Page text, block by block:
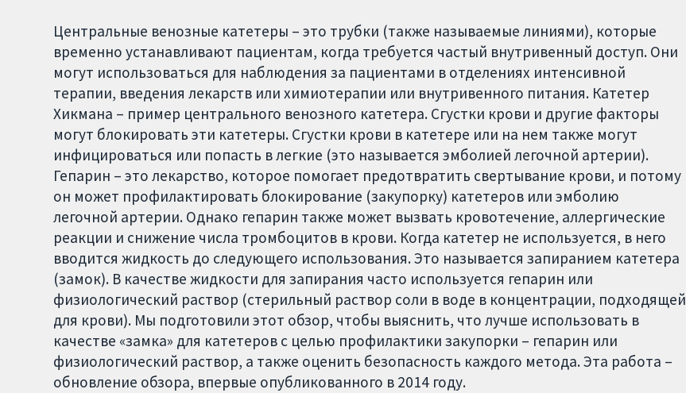
Центральные венозные катетеры – это трубки (также называемые линиями), которые
временно устанавливают пациентам, когда требуется частый внутривенный доступ. Они
могут использоваться для наблюдения за пациентами в отделениях интенсивной
терапии, введения лекарств или химиотерапии или внутривенного питания. Катетер
Хикмана – пример центрального венозного катетера. Сгустки крови и другие факторы
могут блокировать эти катетеры. Сгустки крови в катетере или на нем также могут
инфицироваться или попасть в легкие (это называется эмболией легочной артерии).
Гепарин – это лекарство, которое помогает предотвратить свертывание крови, и потому
он может профилактировать блокирование (закупорку) катетеров или эмболию
легочной артерии. Однако гепарин также может вызвать кровотечение, аллергические
реакции и снижение числа тромбоцитов в крови. Когда катетер не используется, в него
вводится жидкость до следующего использования. Это называется запиранием катетера
(замок). В качестве жидкости для запирания часто используется гепарин или
физиологический раствор (стерильный раствор соли в воде в концентрации, подходящей
для крови). Мы подготовили этот обзор, чтобы выяснить, что лучше использовать в
качестве «замка» для катетеров с целью профилактики закупорки – гепарин или
физиологический раствор, а также оценить безопасность каждого метода. Эта работа –
обновление обзора, впервые опубликованного в 2014 году.